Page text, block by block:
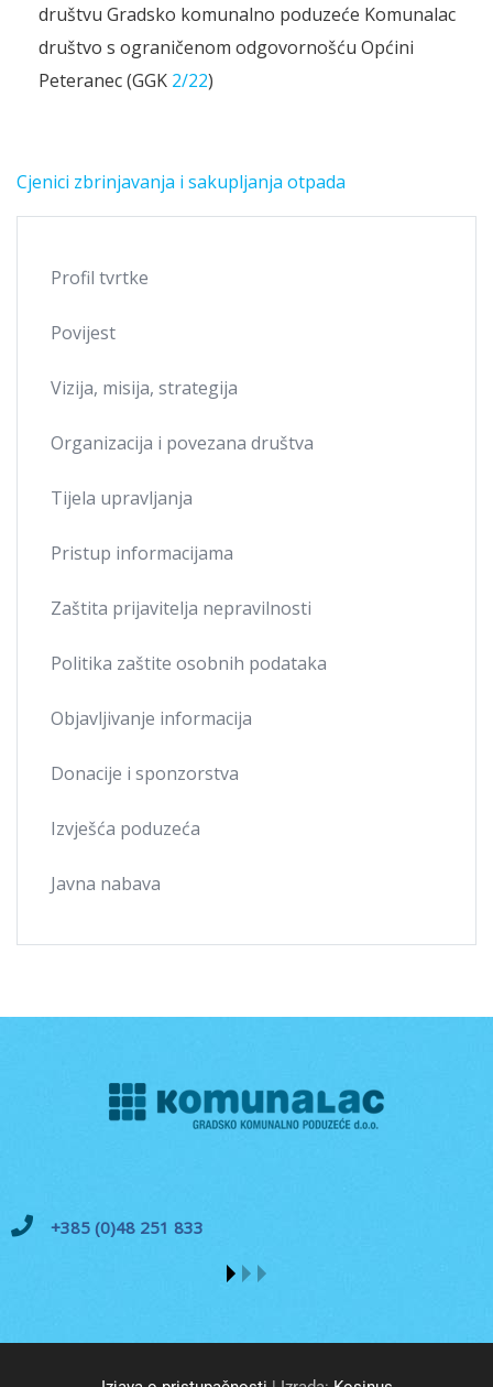
društvu Gradsko komunalno poduzeće Komunalac
društvo s ograničenom odgovornošću Općini
Peteranec (GGK 2/22)
Cjenici zbrinjavanja i sakupljanja otpada
Profil tvrtke
Povijest
Vizija, misija, strategija
Organizacija i povezana društva
Tijela upravljanja
Pristup informacijama
Zaštita prijavitelja nepravilnosti
Politika zaštite osobnih podataka
Objavljivanje informacija
Donacije i sponzorstva
Izvješća poduzeća
Javna nabava
+385 (0)48 251 833